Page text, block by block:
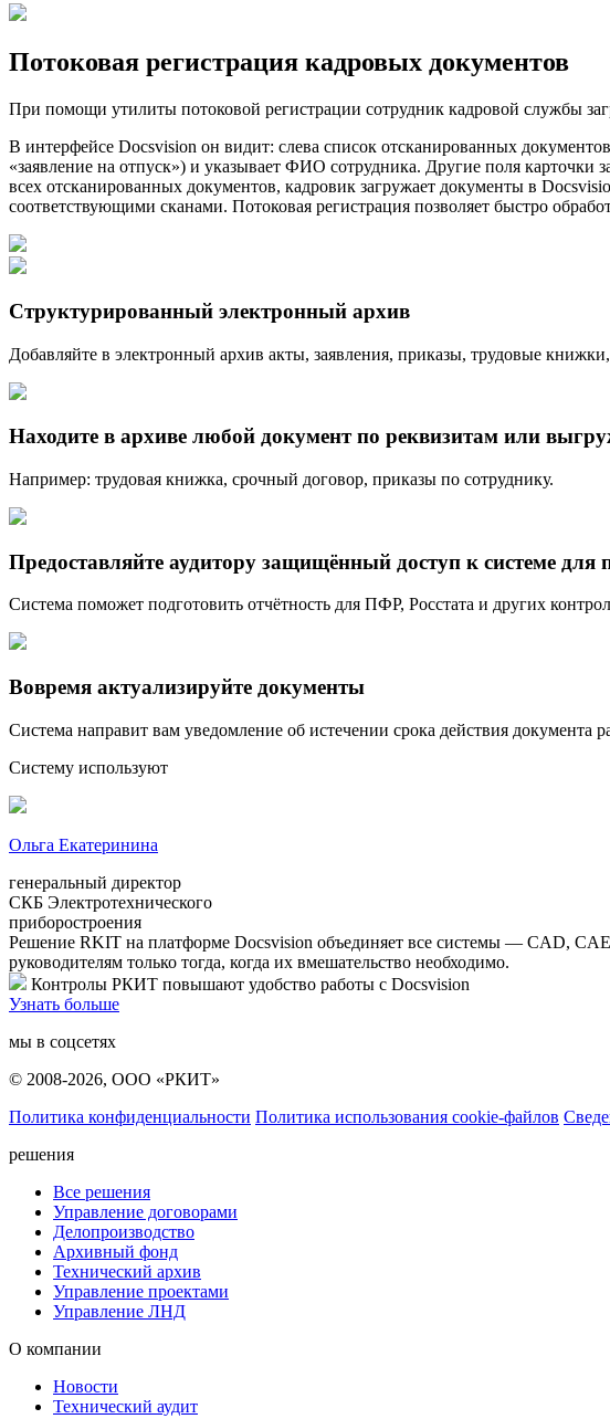
Потоковая регистрация кадровых документов
При помощи утилиты потоковой регистрации сотрудник кадровой службы
В интерфейсе Docsvision он видит: слева список отсканированных
«заявление на отпуск») и указывает ФИО сотрудника. Другие поля
всех отсканированных документов, кадровик загружает документы в
соответствующими сканами. Потоковая регистрация позволяет быстро
Структурированный электронный архив
Добавляйте в электронный архив акты, заявления, приказы, трудовые
Находите в архиве любой документ по реквизитам или
Например: трудовая книжка, срочный договор, приказы по сотруднику.
Предоставляйте аудитору защищённый доступ к системе для
Система поможет подготовить отчётность для ПФР, Росстата и других
Вовремя актуализируйте документы
Система направит вам уведомление об истечении срока действия документа
Систему используют
Ольга Екатеринина
генеральный директор
СКБ Электротехнического
приборостроения
Решение RKIT на платформе Docsvision объединяет все системы — CAD,
руководителям только тогда, когда их вмешательство необходимо.
Контролы РКИТ повышают удобство работы с Docsvision
Узнать больше
мы в соцсетях
© 2008-2026, ООО «РКИТ»
Политика конфиденциальности Политика использования cookie-файлов
решения
Все решения
Управление договорами
Делопроизводство
Архивный фонд
Технический архив
Управление проектами
Управление ЛНД
О компании
Новости
Технический аудит